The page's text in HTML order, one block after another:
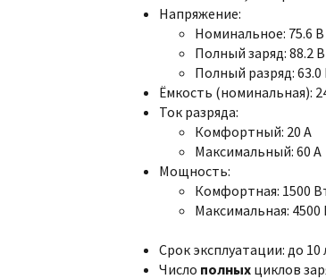
Напряжение:
Номинальное: 75.6 В
Полный заряд: 88.2 В
Полный разряд: 63.0
Ёмкость (номинальная):
Ток разряда:
Комфортный: 20 A
Максимальный: 60 A
Мощность:
Комфортная: 1500
Максимальная: 4500
Срок эксплуатации: до 10
Число полных циклов